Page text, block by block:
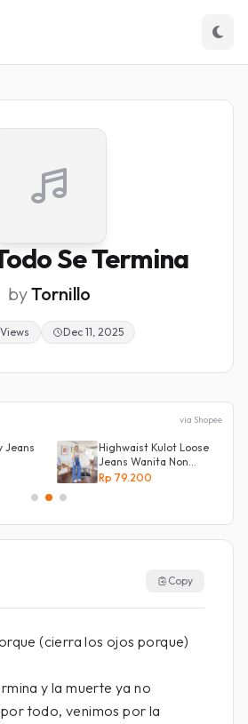
Se Termina
byTornillo
Dec 11, 2025
via Shopee
Jeans
Highwaist Kulot Loose
Jeans Wanita Non
Street
Rp 79.200
Copy
(cierra los ojos porque)
y la muerte ya no
todo, venimos por la